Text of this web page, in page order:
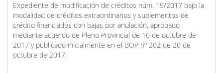
Expediente de modificación de créditos núm. 19/2017 bajo la
modalidad de créditos extraordinarios y suplementos de
crédito financiados con bajas por anulación, aprobado
mediante acuerdo de Pleno Provincial de 16 de octubre de
2017 y publicado inicialmente en el BOP nº 202 de 20 de
octubre de 2017.